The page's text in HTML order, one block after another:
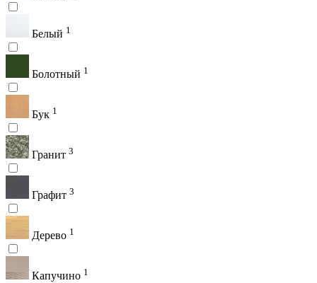
Белый 1
Болотный 1
Бук 1
Гранит 3
Графит 3
Дерево 1
Капучино 1